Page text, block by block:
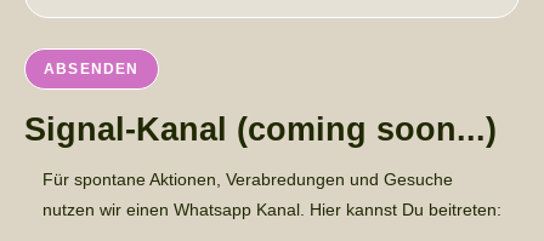
Signal-Kanal (coming soon...)
Für spontane Aktionen, Verabredungen und Gesuche
nutzen wir einen Whatsapp Kanal. Hier kannst Du beitreten: